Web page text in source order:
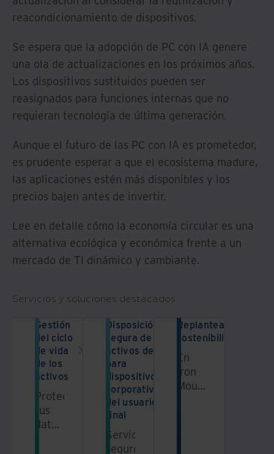
reacondicionamiento de dispositivos.
Se espera que la adopción de PC con IA genere
una ola de actualizaciones en los próximos años.
Los dispositivos sustituidos pueden ser
reasignados para funciones internas que no
requieran tecnología de última generación.
Aunque el futuro de las PC con IA es prometedor,
es prudente esperar a que el ecosistema madure,
las aplicaciones estén más disponibles y los
precios bajen antes de invertir.
Lee en detalle cómo la economía circular es una
alternativa ecológica y económica frente a un
mercado de TI dinámico y cambiante.
Servicios y soluciones destacados
Gestión
del ciclo
de vida
de los
activos
Protege
tus
datos.
Disposición
segura de
activos de TI
para
dispositivos
corporativos
del usuario
final
Servicios
seguros
Replantea la
sostenibilidad
En
Iron
Mountain,